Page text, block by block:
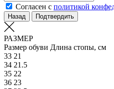
Согласен с политикой
Назад Подтвердить
РАЗМЕР
Размер обуви Длина стопы, см
33 21
34 21.5
35 22
36 23